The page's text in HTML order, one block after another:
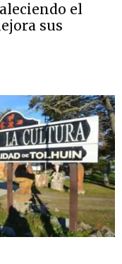
el
sus